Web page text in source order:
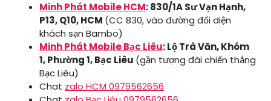
Minh Phát Mobile HCM: 830/1A Sư Vạn Hạnh,
P13, Q10, HCM (CC 830, vào đường đối diện
khách sạn Bambo)
Minh Phát Mobile Bạc Liêu: Lộ Trà Văn, Khóm
1, Phường 1, Bạc Liêu (gần tượng đài chiến thắng
Bạc Liêu)
Chat zalo HCM 0979562656